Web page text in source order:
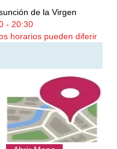
de la Virgen
- 20:30
horarios pueden diferir